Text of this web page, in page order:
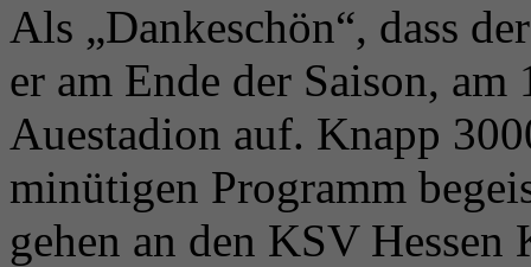
Als „Dankeschön“, dass
er am Ende der Saison,
Auestadion auf. Knapp
minütigen Programm
gehen an den KSV Hessen